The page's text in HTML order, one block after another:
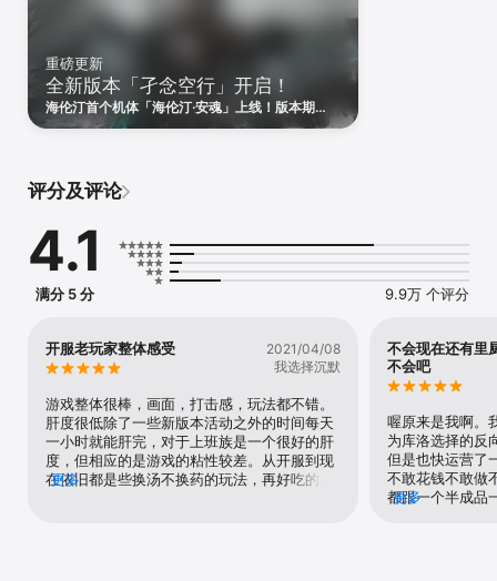
用一招一式划亮的希望之光，努力去还原脑海中的末世科幻世界。
战斗方面，在坚持动作游戏精髓的基础上，我们将战斗技能设计为通
过自由消除信号球来施放，还赋予它们在“超算空间”下不同的技能效
果，让普攻与技能的输出组合变得更有策略性，给大家提供更有趣的
受片刻的轻松时光。更有普通话、粤语、日语多种语言环境共选择，
中日知名声优与你意识相连。
----
反击时代开始了——
愿每一位重返地球的人类之子平安。
重磅更新
全新版本「孑念空行」开启！
海伦汀首个机体「海伦汀·安魂」上线！版本期
间，活动角色研发池限时开放，「海伦汀·安魂」
评分及评论
4.1
满分 5 分 9.9万 个评分
开服老玩家整体感受
2021/04/08
我选择沉默
游戏整体很棒，画面，打击感，玩法都不错。
肝度很低除了一些新版本活动之外的时间每天
一小时就能肝完，对于上班族是一个很好的肝
度，但相应的是游戏的粘性较差。从开服到现
在依旧都是些换汤不换药的玩法，再好吃的美
更多
不会现在还有里
不会吧
喔原来是我啊。
为库洛选择的反
但是也快运营了
不敢花钱不敢做
都跟一个半成品
更多